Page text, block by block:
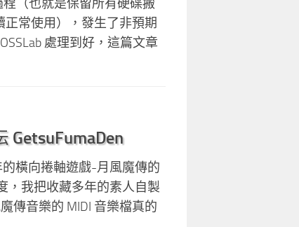
程（也就是保留所有硬碟搬
正常使用），發生了非預期
處理到好，這篇文章
GetsuFumaDen
橫向捲軸遊戲-月風魔傳的
，我把收藏多年的素人自製
傳音樂的 MIDI 音樂檔真的